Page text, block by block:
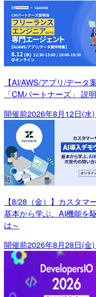
【AI/AWS/アプリ/デー
「CMパートナーズ」 説
開催前2026年8月12日(水
【8/28（金）】カスタ
基本から学ぶ、AI機能を
は～
開催前2026年8月28日(金